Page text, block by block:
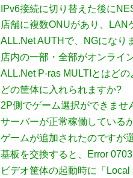
IPv6接続に切り替えた後に
店舗に複数ONUがあり、LAN
ALL.Net AUTHで、NGになり
店内の一部・全部がオンライ
ALL.Net P-ras MULTIとはど
どの筐体に入れられますか?
2P側でゲーム選択ができませ
サーバーが正常稼働している
ゲームが追加されたのですが
基板を交換すると、Error
ビデオ筐体の起動時に「